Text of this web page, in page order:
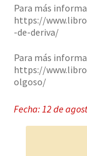
Para más
https://
-de-deriva/
Para más
https://
olgoso/
Fecha: 12 de